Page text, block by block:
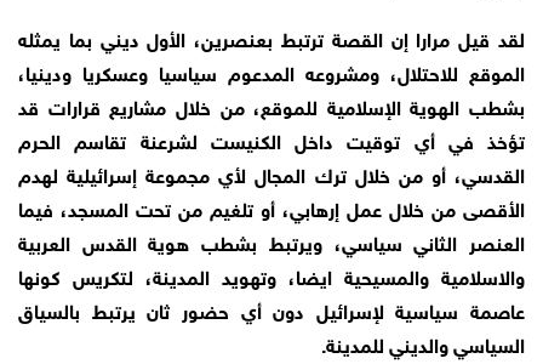
لقد قيل مرارا إن القصة ترتبط بعنصرين، الأول ديني بما يمثله
الموقع للاحتلال، ومشروعه المدعوم سياسيا وعسكريا ودينيا،
بشطب الهوية الإسلامية للموقع، من خلال مشاريع قرارات قد
تؤخذ في أي توقيت داخل الكنيست لشرعنة تقاسم الحرم
القدسي، أو من خلال ترك المجال لأي مجموعة إسرائيلية لهدم
الأقصى من خلال عمل إرهابي، أو تلغيم من تحت المسجد، فيما
العنصر الثاني سياسي، ويرتبط بشطب هوية القدس العربية
والاسلامية والمسيحية ايضا، وتهويد المدينة، لتكريس كونها
عاصمة سياسية لإسرائيل دون أي حضور ثان يرتبط بالسياق
السياسي والديني للمدينة.